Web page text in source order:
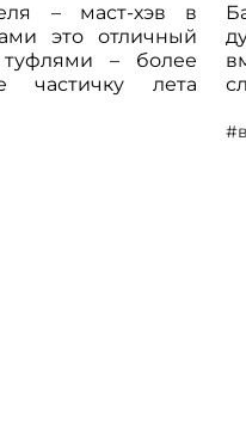
– маст-хэв в
это отличный
– более
частичку лета